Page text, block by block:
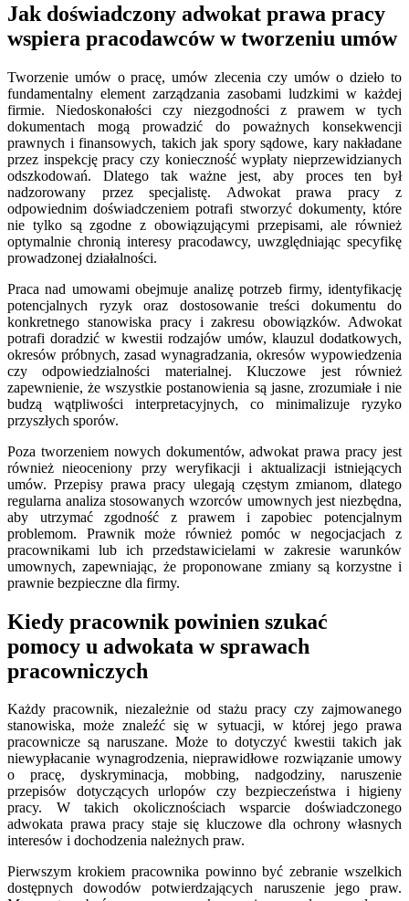
Jak doświadczony adwokat prawa pracy
wspiera pracodawców w tworzeniu umów
Tworzenie umów o pracę, umów zlecenia czy umów o dzieło to
fundamentalny element zarządzania zasobami ludzkimi w każdej
firmie. Niedoskonałości czy niezgodności z prawem w tych
dokumentach mogą prowadzić do poważnych konsekwencji
prawnych i finansowych, takich jak spory sądowe, kary nakładane
przez inspekcję pracy czy konieczność wypłaty nieprzewidzianych
odszkodowań. Dlatego tak ważne jest, aby proces ten był
nadzorowany przez specjalistę. Adwokat prawa pracy z
odpowiednim doświadczeniem potrafi stworzyć dokumenty, które
nie tylko są zgodne z obowiązującymi przepisami, ale również
optymalnie chronią interesy pracodawcy, uwzględniając specyfikę
prowadzonej działalności.
Praca nad umowami obejmuje analizę potrzeb firmy, identyfikację
potencjalnych ryzyk oraz dostosowanie treści dokumentu do
konkretnego stanowiska pracy i zakresu obowiązków. Adwokat
potrafi doradzić w kwestii rodzajów umów, klauzul dodatkowych,
okresów próbnych, zasad wynagradzania, okresów wypowiedzenia
czy odpowiedzialności materialnej. Kluczowe jest również
zapewnienie, że wszystkie postanowienia są jasne, zrozumiałe i nie
budzą wątpliwości interpretacyjnych, co minimalizuje ryzyko
przyszłych sporów.
Poza tworzeniem nowych dokumentów, adwokat prawa pracy jest
również nieoceniony przy weryfikacji i aktualizacji istniejących
umów. Przepisy prawa pracy ulegają częstym zmianom, dlatego
regularna analiza stosowanych wzorców umownych jest niezbędna,
aby utrzymać zgodność z prawem i zapobiec potencjalnym
problemom. Prawnik może również pomóc w negocjacjach z
pracownikami lub ich przedstawicielami w zakresie warunków
umownych, zapewniając, że proponowane zmiany są korzystne i
prawnie bezpieczne dla firmy.
Kiedy pracownik powinien szukać
pomocy u adwokata w sprawach
pracowniczych
Każdy pracownik, niezależnie od stażu pracy czy zajmowanego
stanowiska, może znaleźć się w sytuacji, w której jego prawa
pracownicze są naruszane. Może to dotyczyć kwestii takich jak
niewypłacanie wynagrodzenia, nieprawidłowe rozwiązanie umowy
o pracę, dyskryminacja, mobbing, nadgodziny, naruszenie
przepisów dotyczących urlopów czy bezpieczeństwa i higieny
pracy. W takich okolicznościach wsparcie doświadczonego
adwokata prawa pracy staje się kluczowe dla ochrony własnych
interesów i dochodzenia należnych praw.
Pierwszym krokiem pracownika powinno być zebranie wszelkich
dostępnych dowodów potwierdzających naruszenie jego praw.